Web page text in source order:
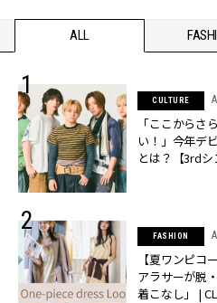
ALL
CULTURE
「ここからさ
い！」今年デ
とは？【3rd
FASHION
【夏ワンピコ
アラサーが脱
着こなし」 |